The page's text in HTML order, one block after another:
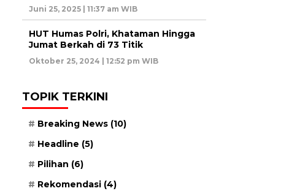
Juni 25, 2025 | 11:37 am WIB
HUT Humas Polri, Khataman Hingga
Jumat Berkah di 73 Titik
Oktober 25, 2024 | 12:52 pm WIB
TOPIK TERKINI
Breaking News (10)
Headline (5)
Pilihan (6)
Rekomendasi (4)